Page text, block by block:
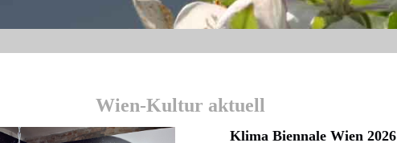
Wien-Kultur aktuell
Klima Biennale Wien 2026